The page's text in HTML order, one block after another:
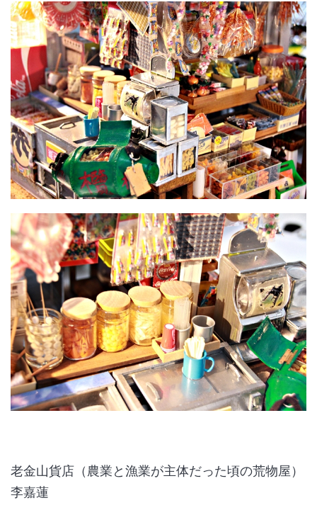
老金山貨店（農業と漁業が主体だった頃の荒物屋）
李嘉蓮